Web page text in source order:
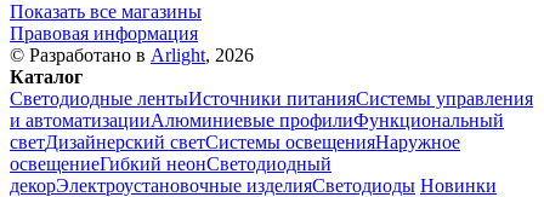
Показать все магазины
Правовая информация
© Разработано в Arlight, 2026
Каталог
Светодиодные лентыИсточники питанияСистемы управления
и автоматизацииАлюминиевые профилиФункциональный
светДизайнерский светСистемы освещенияНаружное
освещениеГибкий неонСветодиодный
декорЭлектроустановочные изделияСветодиоды Новинки